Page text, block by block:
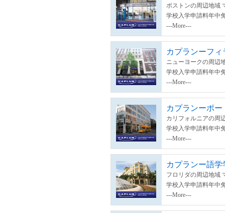
ボストンの周辺地域
学校入学申請料年中
---More---
カプランーフ
ニューヨークの周辺
学校入学申請料年中
---More---
カプランーポ
カリフォルニアの周
学校入学申請料年中
---More---
カプランー語
フロリダの周辺地域
学校入学申請料年中
---More---